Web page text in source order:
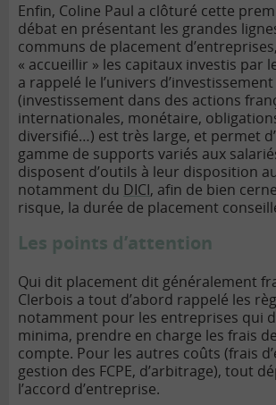
Enfin, Coline Paul a clôturé cette
débat en présentant les grandes
communs de placement
« accueillir » les capitaux investis par
a rappelé le l’univers d’investissement
(investissement dans des actions
internationales, monétaire,
diversifié…) est très large, et permet
gamme de supports variés aux
disposent d’outils à leur disposition
notamment du DICI, afin de bien
risque, la durée de placement
Les points d’attention
Qui dit placement dit généralement
Clerbois a tout d’abord rappelé les
notamment pour les entreprises qui
minima, prendre en charge les frais
compte. Pour les autres coûts (frais
gestion des FCPE, d’arbitrage), tout
l’accord d’entreprise.